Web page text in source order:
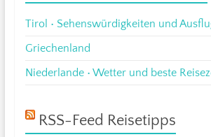
Tirol • Sehenswürdigkeiten und
Griechenland
Niederlande • Wetter und beste
RSS-Feed Reisetipps